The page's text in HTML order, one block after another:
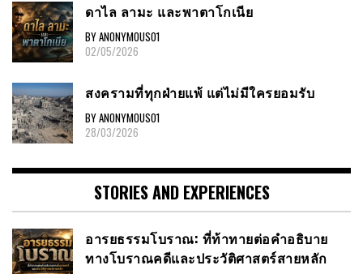
ดาไล ลามะ และพาตาโกเนีย
BY ANONYMOUS01
02/05/2026
สงครามที่ทุกฝ่ายแพ้ แต่ไม่มีใครยอมรับ
BY ANONYMOUS01
28/03/2026
STORIES AND EXPERIENCES
อารยธรรมโบราณ: ที่ท้าทายต่อคำอธิบาย
ทางโบราณคดีและประวัติศาสตร์สายหลัก